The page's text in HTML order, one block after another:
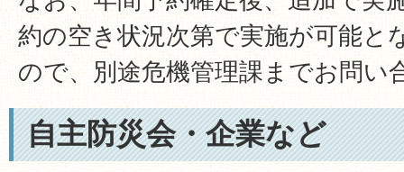
約の空き状況次第で実施が可能と
ので、別途危機管理課までお問い
自主防災会・企業など